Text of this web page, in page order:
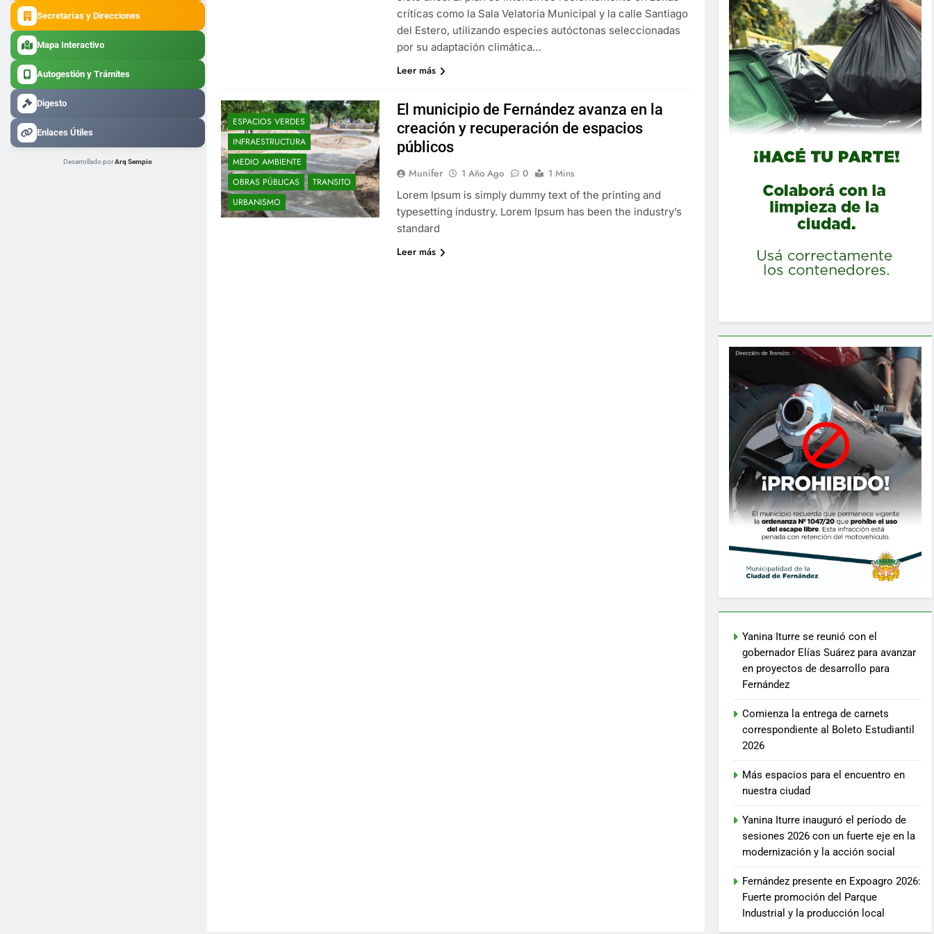
Secretarías y Direcciones
Mapa Interactivo
Autogestión y Trámites
Digesto
Enlaces Útiles
Desarrollado porArq Sempio
críticas como la Sala Velatoria Municipal y la calle Santiago
del Estero, utilizando especies autóctonas seleccionadas
por su adaptación climática…
Leer más
ESPACIOS VERDES
INFRAESTRUCTURA
MEDIO AMBIENTE
OBRAS PÚBLICAS
TRANSITO
URBANISMO
El municipio de Fernández avanza en la
creación y recuperación de espacios
públicos
Munifer 1 Año Ago 0
1 Mins
Lorem Ipsum is simply dummy text of the printing and
typesetting industry. Lorem Ipsum has been the industry’s
standard
Leer más
Yanina Iturre se reunió con el
gobernador Elías Suárez para avanzar
en proyectos de desarrollo para
Fernández
Comienza la entrega de carnets
correspondiente al Boleto Estudiantil
2026
Más espacios para el encuentro en
nuestra ciudad
Yanina Iturre inauguró el período de
sesiones 2026 con un fuerte eje en la
modernización y la acción social
Fernández presente en Expoagro 2026:
Fuerte promoción del Parque
Industrial y la producción local